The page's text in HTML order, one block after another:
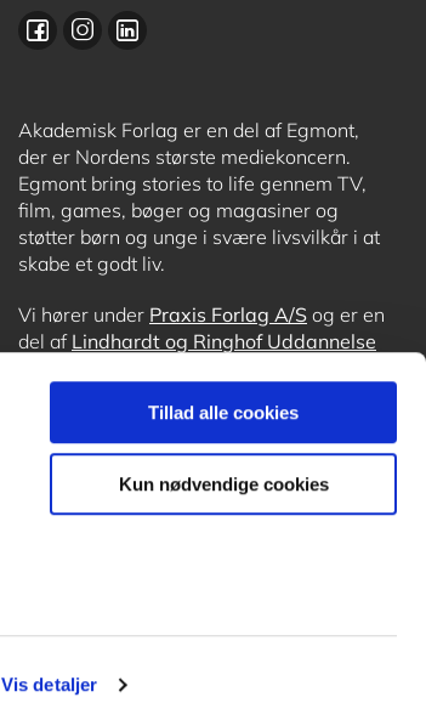
Vis detaljer
Tillad alle cookies
Kun nødvendige cookies
Akademisk Forlag er en del af Egmont,
der er Nordens største mediekoncern.
Egmont bring stories to life gennem TV,
film, games, bøger og magasiner og
støtter børn og unge i svære livsvilkår i at
skabe et godt liv.
Vi hører under Praxis Forlag A/S og er en
del af Lindhardt og Ringhof Uddannelse
OrdblindetræningogForstå.dk.
Subfooter